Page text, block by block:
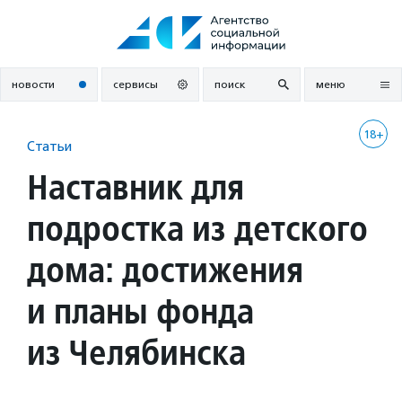
новости сервисы поиск меню
18+
Статьи
Наставник для
подростка из детского
дома: достижения
и планы фонда
из Челябинска